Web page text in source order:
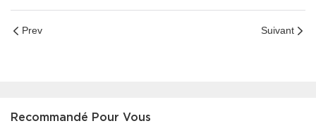
Prev Suivant
Recommandé Pour Vous